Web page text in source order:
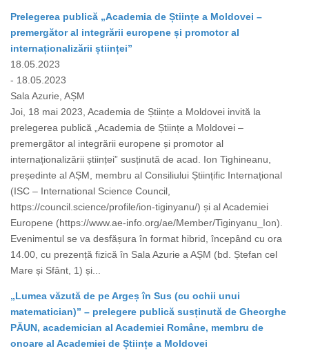
Prelegerea publică „Academia de Științe a Moldovei –
premergător al integrării europene și promotor al
internaționalizării științei”
18.05.2023
- 18.05.2023
Sala Azurie, AȘM
Joi, 18 mai 2023, Academia de Științe a Moldovei invită la
prelegerea publică „Academia de Științe a Moldovei –
premergător al integrării europene și promotor al
internaționalizării științei” susținută de acad. Ion Tighineanu,
președinte al AȘM, membru al Consiliului Științific Internațional
(ISC – International Science Council,
https://council.science/profile/ion-tiginyanu/) și al Academiei
Europene (https://www.ae-info.org/ae/Member/Tiginyanu_Ion).
Evenimentul se va desfășura în format hibrid, începând cu ora
14.00, cu prezență fizică în Sala Azurie a AȘM (bd. Ștefan cel
Mare și Sfânt, 1) și...
„Lumea văzută de pe Argeș în Sus (cu ochii unui
matematician)” – prelegere publică susținută de Gheorghe
PĂUN, academician al Academiei Române, membru de
onoare al Academiei de Științe a Moldovei